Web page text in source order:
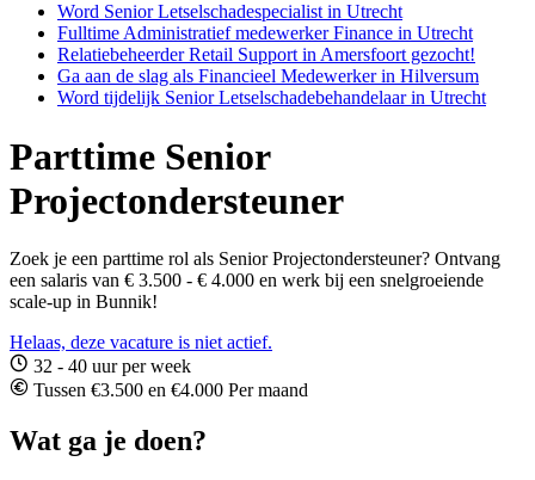
Word Senior Letselschadespecialist in Utrecht
Fulltime Administratief medewerker Finance in Utrecht
Relatiebeheerder Retail Support in Amersfoort gezocht!
Ga aan de slag als Financieel Medewerker in Hilversum
Word tijdelijk Senior Letselschadebehandelaar in Utrecht
Parttime Senior
Projectondersteuner
Zoek je een parttime rol als Senior Projectondersteuner? Ontvang
een salaris van € 3.500 - € 4.000 en werk bij een snelgroeiende
scale-up in Bunnik!
Helaas, deze vacature is niet actief.
32 - 40 uur per week
Tussen €3.500 en €4.000 Per maand
Wat ga je doen?